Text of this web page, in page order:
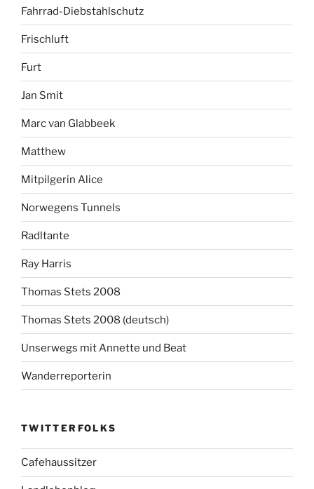
Fahrrad-Diebstahlschutz
Frischluft
Furt
Jan Smit
Marc van Glabbeek
Matthew
Mitpilgerin Alice
Norwegens Tunnels
Radltante
Ray Harris
Thomas Stets 2008
Thomas Stets 2008 (deutsch)
Unserwegs mit Annette und Beat
Wanderreporterin
TWITTERFOLKS
Cafehaussitzer